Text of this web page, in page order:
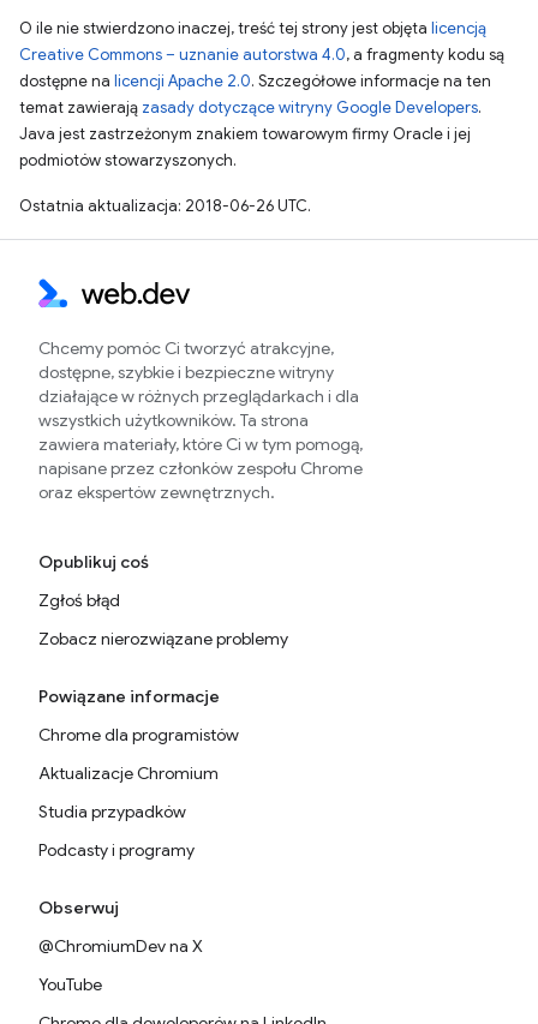
O ile nie stwierdzono inaczej, treść tej strony jest objęta licencją
Creative Commons – uznanie autorstwa 4.0, a fragmenty kodu są
dostępne na licencji Apache 2.0. Szczegółowe informacje na ten
temat zawierają zasady dotyczące witryny Google Developers.
Java jest zastrzeżonym znakiem towarowym firmy Oracle i jej
podmiotów stowarzyszonych.
Ostatnia aktualizacja: 2018-06-26 UTC.
Chcemy pomóc Ci tworzyć atrakcyjne,
dostępne, szybkie i bezpieczne witryny
działające w różnych przeglądarkach i dla
wszystkich użytkowników. Ta strona
zawiera materiały, które Ci w tym pomogą,
napisane przez członków zespołu Chrome
oraz ekspertów zewnętrznych.
Opublikuj coś
Zgłoś błąd
Zobacz nierozwiązane problemy
Powiązane informacje
Chrome dla programistów
Aktualizacje Chromium
Studia przypadków
Podcasty i programy
Obserwuj
@ChromiumDev na X
YouTube